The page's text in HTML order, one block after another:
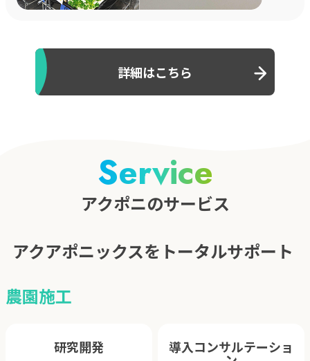
詳細はこちら
Service
アクポニのサービス
アクアポニックスをトータルサポート
農園施工
研究開発 導入コンサルテーショ